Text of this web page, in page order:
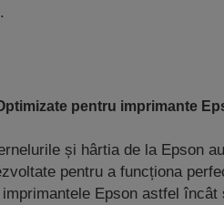
pentru imprimante
și hârtia de la Epson
pentru a funcționa
imprimantele Epson astfel încât